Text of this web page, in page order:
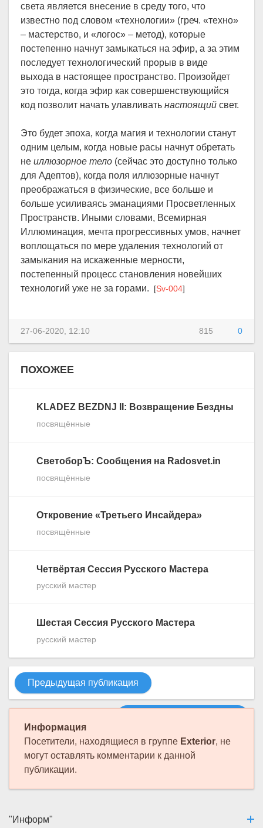
света является внесение в среду того, что
известно под словом «технологии» (греч. «техно»
– мастерство, и «логос» – метод), которые
постепенно начнут замыкаться на эфир, а за этим
последует технологический прорыв в виде
выхода в настоящее пространство. Произойдет
это тогда, когда эфир как совершенствующийся
код позволит начать улавливать настоящий свет.
Это будет эпоха, когда магия и технологии станут
одним целым, когда новые расы начнут обретать
не иллюзорное тело (сейчас это доступно только
для Адептов), когда поля иллюзорные начнут
преображаться в физические, все больше и
больше усиливаясь эманациями Просветленных
Пространств. Иными словами, Всемирная
Иллюминация, мечта прогрессивных умов, начнет
воплощаться по мере удаления технологий от
замыкания на искаженные мерности,
постепенный процесс становления новейших
технологий уже не за горами. [Sv-004]
815 0
27-06-2020, 12:10
ПОХОЖЕЕ
KLADEZ BEZDNJ II: Возвращение Бездны
посвящённые
СветоборЪ: Сообщения на Radosvet.in
посвящённые
Откровение «Третьего Инсайдера»
посвящённые
Четвёртая Сессия Русского Мастера
русский мастер
Шестая Сессия Русского Мастера
русский мастер
Предыдущая публикация
Информация
Посетители, находящиеся в группе Exterior, не
могут оставлять комментарии к данной
публикации.
"Информ"